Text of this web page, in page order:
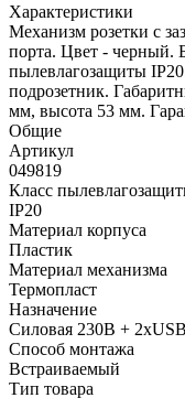
Характеристики
Механизм розетки с
порта. Цвет - черный.
пылевлагозащиты
подрозетник.
мм, высота 53 мм.
Общие
Артикул
049819
Класс
IP20
Материал корпуса
Пластик
Материал механизма
Термопласт
Назначение
Силовая 230В +
Способ монтажа
Встраиваемый
Тип товара